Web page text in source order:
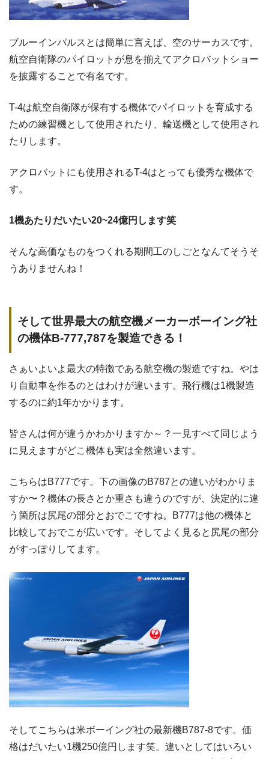
ブルーインパルスとは簡単に言えば、空のサーカスです。
航空自衛隊のパイロットが息を揃えてアクロバットショー
を披露することで有名です。
T-4は航空自衛隊が保有する機体でパイロットを育成する
ための練習機として使用されたり、輸送機として使用され
たりします。
アクロバットにも使用されるT-4はとっても優秀な機体で
す。
1機あたりだいたい20~24億円します笑
そんな高価なものをつくれる期間工のしごとなんてそうそ
うありませんね！
そして世界最大の航空機メーカーボーイング社
の機体B-777,787を製造できる！
さぁいよいよ最大の特徴である航空機の製造ですね。やは
り自動車を作るのとはわけが違います。飛行機は1機製造
するのに約1年かかります。
皆さんは何が違うかわかりますか～？一見すべて同じよう
に見えますがどこ機体も実は全然違います。
こちらはB777です。下の画像のB787との違いがわかりま
すか〜？機体の長さとか重さも違うのですが、決定的に違
う箇所は尻尾の部分とおでこですね。B777は他の機体と
比較しておでこが広いです。そしてよく見ると尻尾の部分
がすっぽりしてます。
そしてこちらは米ボーイング社の最新機B787-8です。価
格はだいたい1機250億円します笑。違いとしてはいろい